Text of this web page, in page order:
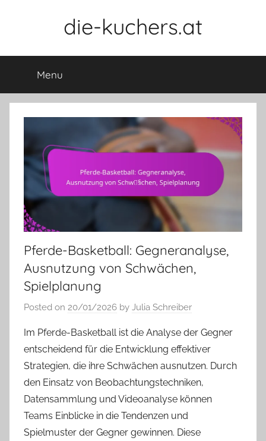
die-kuchers.at
Menu
Pferde-Basketball: Gegneranalyse,
Ausnutzung von Schwächen,
Spielplanung
Posted on 20/01/2026 by Julia Schreiber
Im Pferde-Basketball ist die Analyse der Gegner
entscheidend für die Entwicklung effektiver
Strategien, die ihre Schwächen ausnutzen. Durch
den Einsatz von Beobachtungstechniken,
Datensammlung und Videoanalyse können
Teams Einblicke in die Tendenzen und
Spielmuster der Gegner gewinnen. Diese